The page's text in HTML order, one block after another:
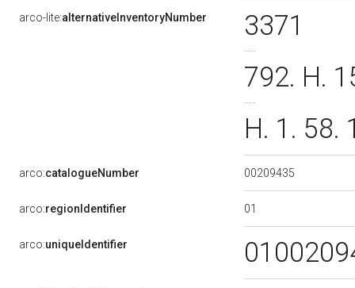
arco-lite:alternativeInventoryNumber
3371
792. H.
H. 1. 58.
arco:catalogueNumber 00209435
arco:regionIdentifier 01
arco:uniqueIdentifier